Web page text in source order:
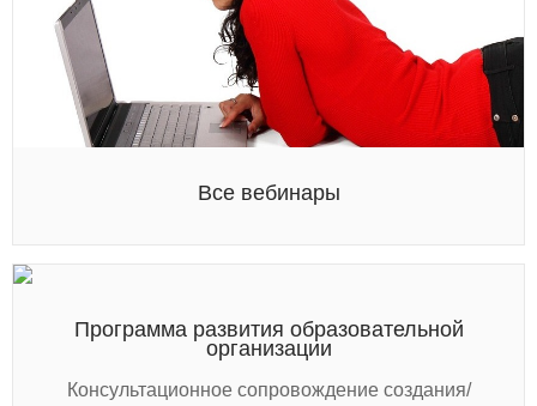
Все вебинары
Программа развития образовательной
организации
Консультационное сопровождение создания/